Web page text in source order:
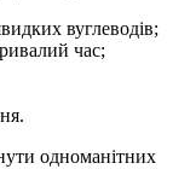
вуглеводів;
час;
одноманітних